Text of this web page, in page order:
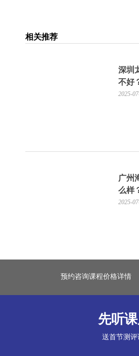
相关推荐
深圳
不好
2025-
广州
么样
2025-
预约咨询课程价格详情
先听
送首节测